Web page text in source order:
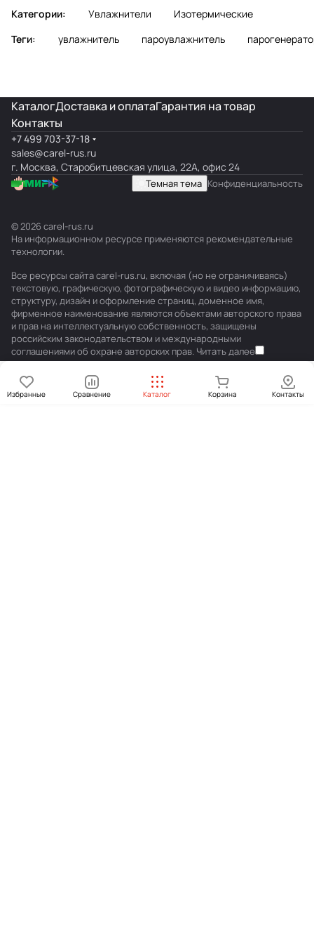
Избранные Сравнение Каталог Корзина Контакты
Категории: Увлажнители
Изотермические
Теги:
увлажнитель пароувлажнитель
КаталогДоставка и оплатаГарантия на товар
Контакты
+7 499 703-37-18
sales@carel-rus.ru
г. Москва, Старобитцевская улица, 22А, офис 24
Темная тема Конфиденциальность
© 2026 carel-rus.ru
На информационном ресурсе применяются рекомендательные
технологии.
Все ресурсы сайта carel-rus.ru, включая (но не ограничиваясь)
текстовую, графическую, фотографическую и видео информацию,
структуру, дизайн и оформление страниц, доменное имя,
фирменное наименование являются объектами авторского права
и прав на интеллектуальную собственность, защищены
российским законодательством и международными
соглашениями об охране авторских прав. Читать далее